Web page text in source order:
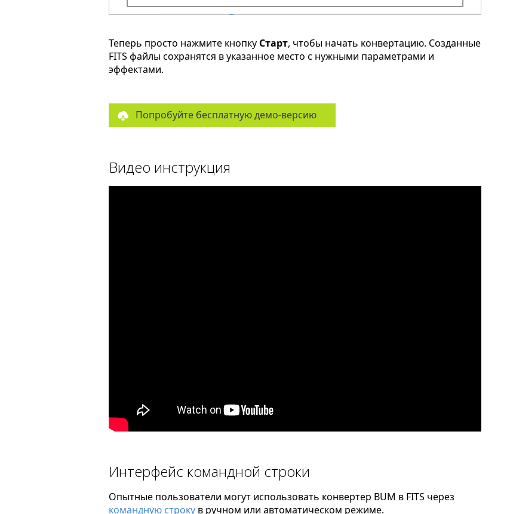
Теперь просто нажмите кнопку Старт, чтобы начать конвертацию. Созданные
FITS файлы сохранятся в указанное место с нужными параметрами и
эффектами.
Попробуйте бесплатную демо-версию
Видео инструкция
Интерфейс командной строки
Опытные пользователи могут использовать конвертер BUM в FITS через
командную строкув ручном или автоматическом режиме.